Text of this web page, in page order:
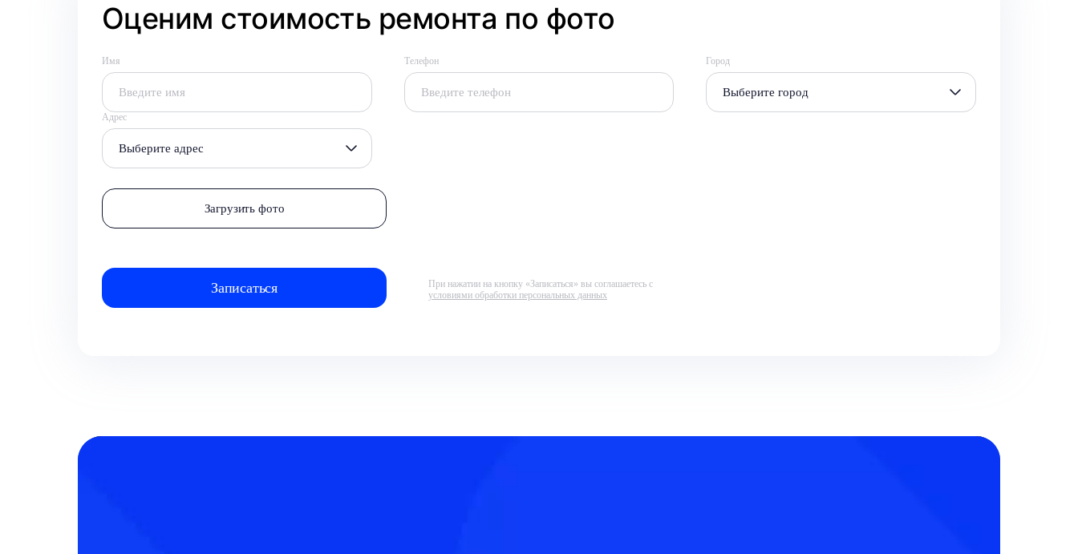
Оценим стоимость ремонта по фото
Имя Телефон Город
Выберите город
Адрес
Выберите адрес
Загрузить фото
При нажатии на кнопку «Записаться» вы соглашаетесь с
условиями обработки персональных данных